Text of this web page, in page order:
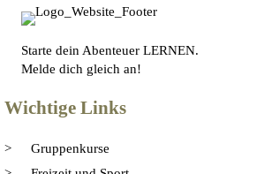
Starte dein Abenteuer LERNEN.
Melde dich gleich an!
Wichtige Links
Gruppenkurse